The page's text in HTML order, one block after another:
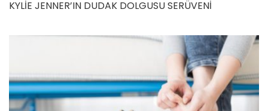
KYLİE JENNER’IN DUDAK DOLGUSU SERÜVENİ